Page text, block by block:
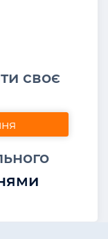
своє